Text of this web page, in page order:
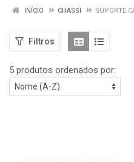
INÍCIO CHASSI SUPORTE
Filtros
5 produtos ordenados por: